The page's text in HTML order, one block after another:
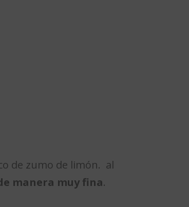
de zumo de limón. al
manera muy fina.